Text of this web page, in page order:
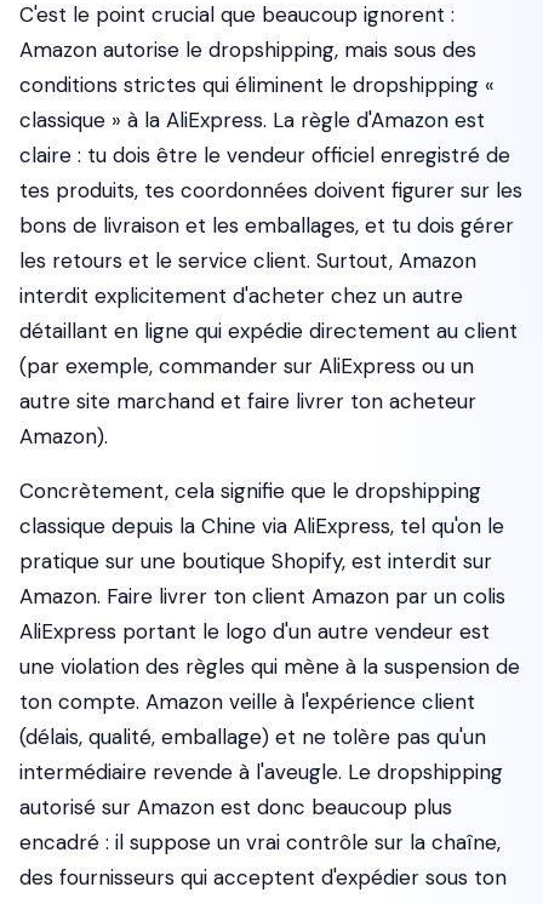
C'est le point crucial que beaucoup ignorent :
Amazon autorise le dropshipping, mais sous des
conditions strictes qui éliminent le dropshipping «
classique » à la AliExpress. La règle d'Amazon est
claire : tu dois être le vendeur officiel enregistré de
tes produits, tes coordonnées doivent figurer sur les
bons de livraison et les emballages, et tu dois gérer
les retours et le service client. Surtout, Amazon
interdit explicitement d'acheter chez un autre
détaillant en ligne qui expédie directement au client
(par exemple, commander sur AliExpress ou un
autre site marchand et faire livrer ton acheteur
Amazon).
Concrètement, cela signifie que le dropshipping
classique depuis la Chine via AliExpress, tel qu'on le
pratique sur une boutique Shopify, est interdit sur
Amazon. Faire livrer ton client Amazon par un colis
AliExpress portant le logo d'un autre vendeur est
une violation des règles qui mène à la suspension de
ton compte. Amazon veille à l'expérience client
(délais, qualité, emballage) et ne tolère pas qu'un
intermédiaire revende à l'aveugle. Le dropshipping
autorisé sur Amazon est donc beaucoup plus
encadré : il suppose un vrai contrôle sur la chaîne,
des fournisseurs qui acceptent d'expédier sous ton